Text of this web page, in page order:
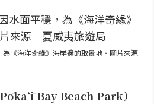
《海洋奇緣》海岸邊的取景地。圖片來源
Bay Beach Park）